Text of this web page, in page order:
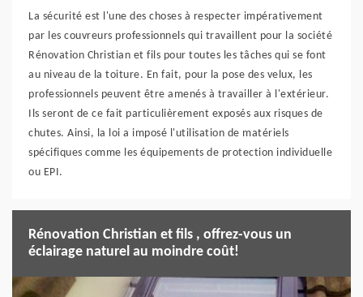
La sécurité est l'une des choses à respecter impérativement
par les couvreurs professionnels qui travaillent pour la société
Rénovation Christian et fils pour toutes les tâches qui se font
au niveau de la toiture. En fait, pour la pose des velux, les
professionnels peuvent être amenés à travailler à l'extérieur.
Ils seront de ce fait particulièrement exposés aux risques de
chutes. Ainsi, la loi a imposé l'utilisation de matériels
spécifiques comme les équipements de protection individuelle
ou EPI.
Rénovation Christian et fils , offrez-vous un
éclairage naturel au moindre coût!